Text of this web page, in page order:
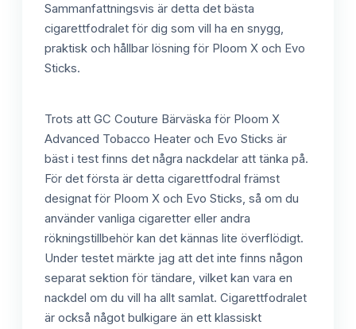
Sammanfattningsvis är detta det bästa
cigarettfodralet för dig som vill ha en snygg,
praktisk och hållbar lösning för Ploom X och Evo
Sticks.
Trots att GC Couture Bärväska för Ploom X
Advanced Tobacco Heater och Evo Sticks är
bäst i test finns det några nackdelar att tänka på.
För det första är detta cigarettfodral främst
designat för Ploom X och Evo Sticks, så om du
använder vanliga cigaretter eller andra
rökningstillbehör kan det kännas lite överflödigt.
Under testet märkte jag att det inte finns någon
separat sektion för tändare, vilket kan vara en
nackdel om du vill ha allt samlat. Cigarettfodralet
är också något bulkigare än ett klassiskt